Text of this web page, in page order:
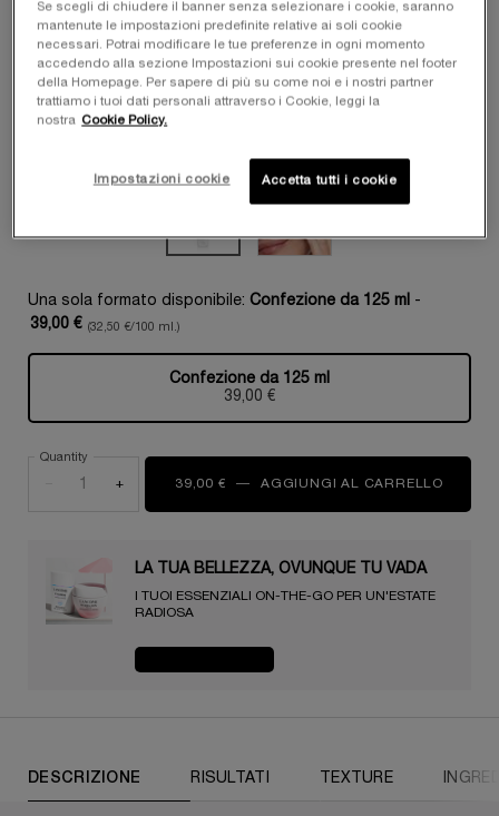
Una sola formato disponibile: Confezione da 125 ml
-
39,00 € (32,50 €/100 ml.)
Selezionato
Confezione da 125 ml
39,00 €
, 1 di 1
Quantity
+ 39,00 € ― AGGIUNGI AL CARRELLO
LA TUA BELLEZZA, OVUNQUE TU VADA​ ️️️
I TUOI ESSENZIALI ON-THE-GO PER UN'ESTATE
RADIOSA​
DESCRIZIONE RISULTATI TEXTURE
Se scegli di chiudere il banner senza selezionare i cookie, saranno
mantenute le impostazioni predefinite relative ai soli cookie
necessari. Potrai modificare le tue preferenze in ogni momento
accedendo alla sezione Impostazioni sui cookie presente nel footer
della Homepage. Per sapere di più su come noi e i nostri partner
trattiamo i tuoi dati personali attraverso i Cookie, leggi la
nostra Cookie Policy.
Impostazioni cookie Accetta tutti i cookie